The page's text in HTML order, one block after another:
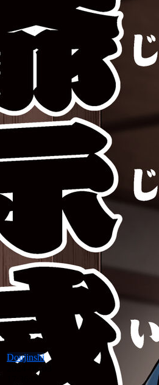
Doujinshi
2024-08-03
17:36:00